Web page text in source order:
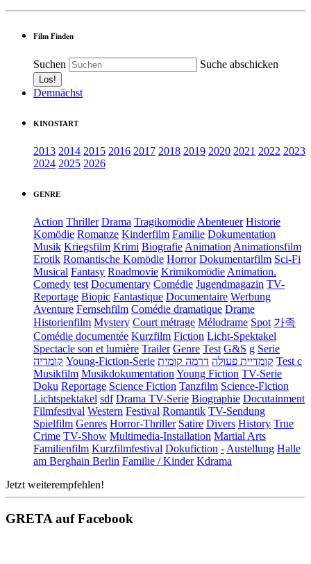
Film Finden
Suchen Suche abschicken
Demnächst
KINOSTART
2013 2014 2015 2016 2017 2018 2019 2020 2021 2022 2023
2024 2025 2026
GENRE
Action Thriller Drama Tragikomödie Abenteuer Historie
Komödie Romanze Kinderfilm Familie Dokumentation
Musik Kriegsfilm Krimi Biografie Animation Animationsfilm
Erotik Romantische Komödie Horror Dokumentarfilm Sci-Fi
Musical Fantasy Roadmovie Krimikomödie Animation.
Comedy test Documentary Comédie Jugendmagazin TV-
Reportage Biopic Fantastique Documentaire Werbung
Aventure Fernsehfilm Comédie dramatique Drame
Historienfilm Mystery Court métrage Mélodrame Spot 가족
Comédie documentée Kurzfilm Fiction Licht-Spektakel
Spectacle son et lumière Trailer Genre Test G&S g Serie
קומדיה Young-Fiction-Serie קומדיית פעולה דרמה קומית
Test c
Musikfilm Musikdokumentation Young Fiction TV-Serie
Doku Reportage Science Fiction Tanzfilm Science-Fiction
Lichtspektakel sdf Drama TV-Serie Biographie Docutainment
Filmfestival Western Festival Romantik TV-Sendung
Spielfilm Genres Horror-Thriller Satire Divers History True
Crime TV-Show Multimedia-Installation Martial Arts
Familienfilm Kurzfilmfestival Dokufiction - Austellung Halle
am Berghain Berlin Familie / Kinder Kdrama
Jetzt weiterempfehlen!
GRETA auf Facebook